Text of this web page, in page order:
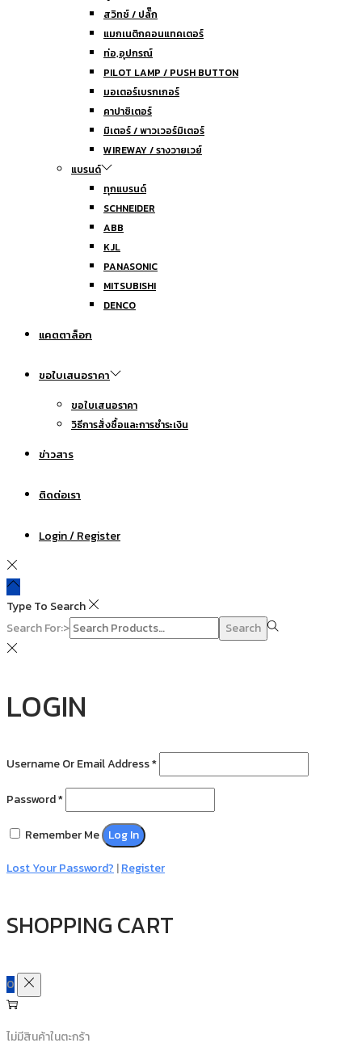
สวิทซ์ / ปลั๊ก
แมกเนติกคอนแทคเตอร์
ท่อ,อุปกรณ์
PILOT LAMP / PUSH BUTTON
มอเตอร์เบรกเกอร์
คาปาซิเตอร์
มิเตอร์ / พาวเวอร์มิเตอร์
WIREWAY / รางวายเวย์
แบรนด์
ทุกแบรนด์
SCHNEIDER
ABB
KJL
PANASONIC
MITSUBISHI
DENCO
แคตตาล็อก
ขอใบเสนอราคา
ขอใบเสนอราคา
วิธีการสั่งซื้อและการชำระเงิน
ข่าวสาร
ติดต่อเรา
Login / Register
Type To Search
Search For:>
Search
LOGIN
Username Or Email Address*
Password*
Remember Me Log In
Lost Your Password?|Register
SHOPPING CART
0
ไม่มีสินค้าในตะกร้า